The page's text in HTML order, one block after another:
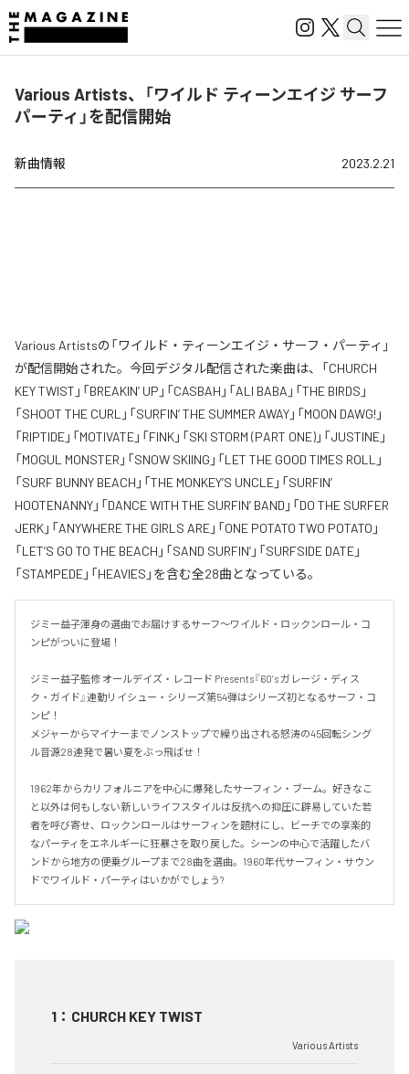
Various Artists、「ワイルド ティーンエイジ サーフ
パーティ」を配信開始
新曲情報 2023.2.21
Various Artistsの「ワイルド・ティーンエイジ・サーフ・パーティ」
が配信開始された。今回デジタル配信された楽曲は、「CHURCH
KEY TWIST」「BREAKIN’ UP」「CASBAH」「ALI BABA」「THE BIRDS」
「SHOOT THE CURL」「SURFIN’ THE SUMMER AWAY」「MOON DAWG!」
「RIPTIDE」「MOTIVATE」「FINK」「SKI STORM (PART ONE)」「JUSTINE」
「MOGUL MONSTER」「SNOW SKIING」「LET THE GOOD TIMES ROLL」
「SURF BUNNY BEACH」「THE MONKEY’S UNCLE」「SURFIN’
HOOTENANNY」「DANCE WITH THE SURFIN’ BAND」「DO THE SURFER
JERK」「ANYWHERE THE GIRLS ARE」「ONE POTATO TWO POTATO」
「LET’S GO TO THE BEACH」「SAND SURFIN’」「SURFSIDE DATE」
「STAMPEDE」「HEAVIES」を含む全28曲となっている。
ジミー益子渾身の選曲でお届けするサーフ～ワイルド・ロックンロール・コ
ンピがついに登場！
ジミー益子監修 オールデイズ・レコード Presents『60’s ガレージ・ディス
ク・ガイド』連動リイシュー・シリーズ第54弾はシリーズ初となるサーフ・コ
ンピ！
メジャーからマイナーまでノンストップで繰り出される怒涛の45回転シング
ル音源28連発で暑い夏をぶっ飛ばせ！
1962年からカリフォルニアを中心に爆発したサーフィン・ブーム。好きなこ
と以外は何もしない新しいライフスタイルは反抗への抑圧に辟易していた若
者を呼び寄せ、ロックンロールはサーフィンを題材にし、ビーチでの享楽的
なパーティをエネルギーに狂暴さを取り戻した。シーンの中心で活躍したバ
ンドから地方の便乗グループまで28曲を選曲。1960年代サーフィン・サウン
ドでワイルド・パーティはいかがでしょう?
1 ： CHURCH KEY TWIST
Various Artists